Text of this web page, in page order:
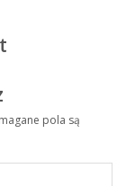
pola są